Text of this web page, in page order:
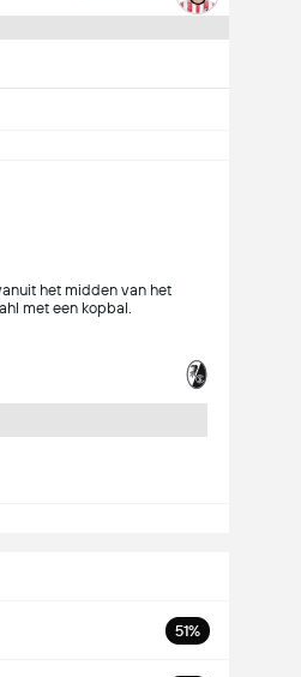
het midden van het
met een kopbal.
51%